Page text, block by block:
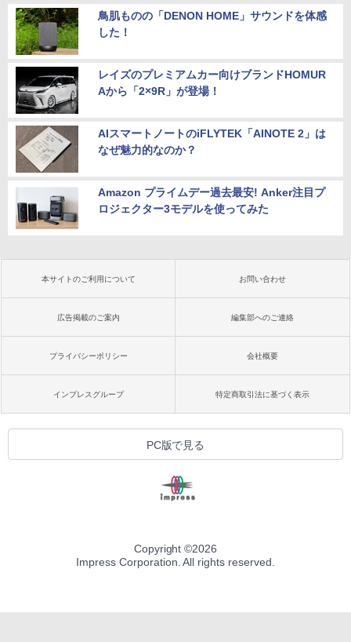
鳥肌ものの「DENON HOME」サウンドを体感
した！
レイズのプレミアムカー向けブランドHOMUR
Aから「2×9R」が登場！
AIスマートノートのiFLYTEK「AINOTE 2」は
なぜ魅力的なのか？
Amazon プライムデー過去最安! Anker注目プ
ロジェクター3モデルを使ってみた
本サイトのご利用について お問い合わせ
広告掲載のご案内 編集部へのご連絡
プライバシーポリシー 会社概要
インプレスグループ 特定商取引法に基づく表示
PC版で見る
Copyright ©2026
Impress Corporation. All rights reserved.